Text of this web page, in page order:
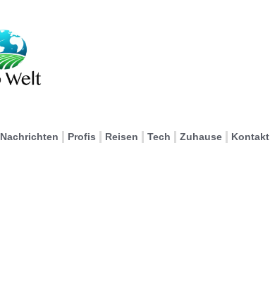
Nachrichten Profis Reisen Tech Zuhause Kontakt